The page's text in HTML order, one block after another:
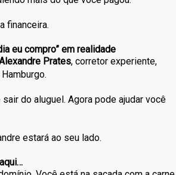
financeira.
eu compro” em realidade
Prates, corretor experiente,
do aluguel. Agora pode ajudar você
estará ao seu lado.